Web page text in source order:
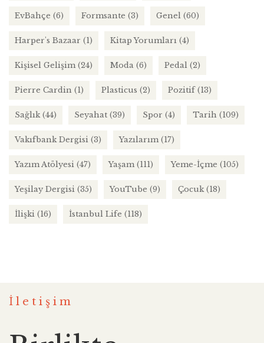
EvBahçe (6) Formsante (3) Genel (60)
Harper's Bazaar (1) Kitap Yorumları (4)
Kişisel Gelişim (24) Moda (6) Pedal (2)
Pierre Cardin (1) Plasticus (2) Pozitif(13)
Sağlık(44) Seyahat (39) Spor (4) Tarih (109)
Vakıfbank Dergisi (3) Yazılarım (17)
Yazım Atölyesi (47) Yaşam (111) Yeme-İçme (105)
Yeşilay Dergisi (35) YouTube (9) Çocuk(18)
İlişki (16) İstanbul Life (118)
İletişim